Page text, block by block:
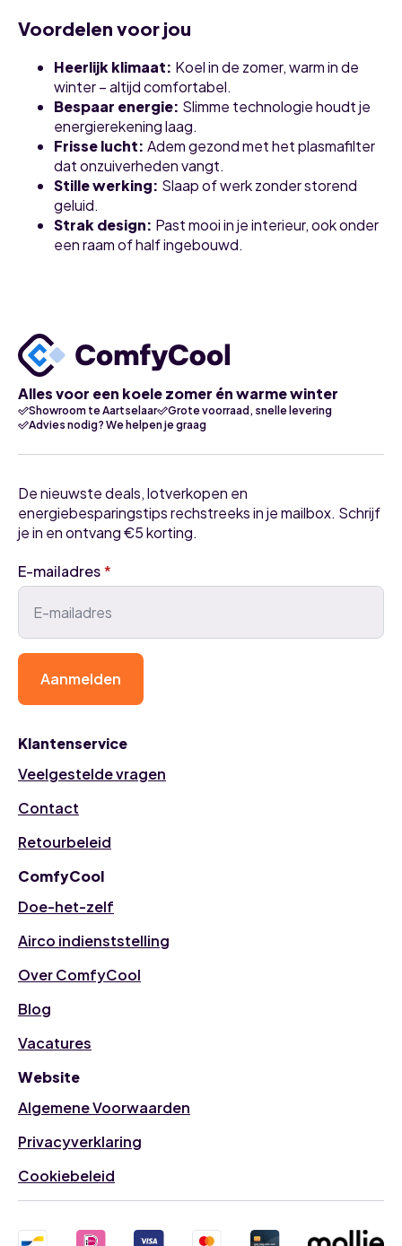
Voordelen voor jou
Heerlijk klimaat: Koel in de zomer, warm in de
winter – altijd comfortabel.
Bespaar energie: Slimme technologie houdt je
energierekening laag.
Frisse lucht: Adem gezond met het plasmafilter
dat onzuiverheden vangt.
Stille werking: Slaap of werk zonder storend
geluid.
Strak design: Past mooi in je interieur, ook onder
een raam of half ingebouwd.
Alles voor een koele zomer én warme winter
Showroom te Aartselaar
Grote voorraad, snelle levering
Advies nodig? We helpen je graag
Klantenservice
Veelgestelde vragen
Contact
Retourbeleid
ComfyCool
Doe-het-zelf
Airco indienststelling
Over ComfyCool
Blog
Vacatures
Website
Algemene Voorwaarden
Privacyverklaring
Cookiebeleid
De nieuwste deals, lotverkopen en
energiebesparingstips rechstreeks in je mailbox. Schrijf
je in en ontvang €5 korting.
E-mailadres*
Aanmelden